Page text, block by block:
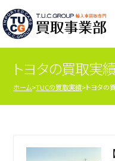
TUCのカンタン査定
査定の注意事項
トヨタの買取実
ホーム TUCの買取実績 トヨタの